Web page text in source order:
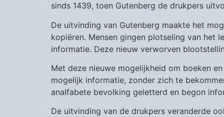
sinds 1439, toen Gutenberg de drukpers
De uitvinding van Gutenberg maakte het
kopiëren. Mensen gingen plotseling van het
informatie. Deze nieuw verworven
Met deze nieuwe mogelijkheid om boeken
mogelijk informatie, zonder zich te
analfabete bevolking geletterd en begon
De uitvinding van de drukpers veranderde